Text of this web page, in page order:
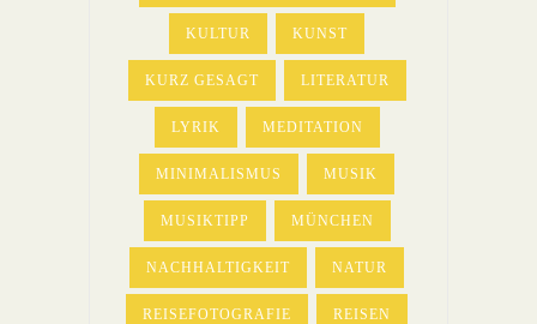
KULTUR KUNST
KURZ GESAGT LITERATUR
LYRIK MEDITATION
MINIMALISMUS MUSIK
MUSIKTIPP MÜNCHEN
NACHHALTIGKEIT NATUR
REISEFOTOGRAFIE REISEN